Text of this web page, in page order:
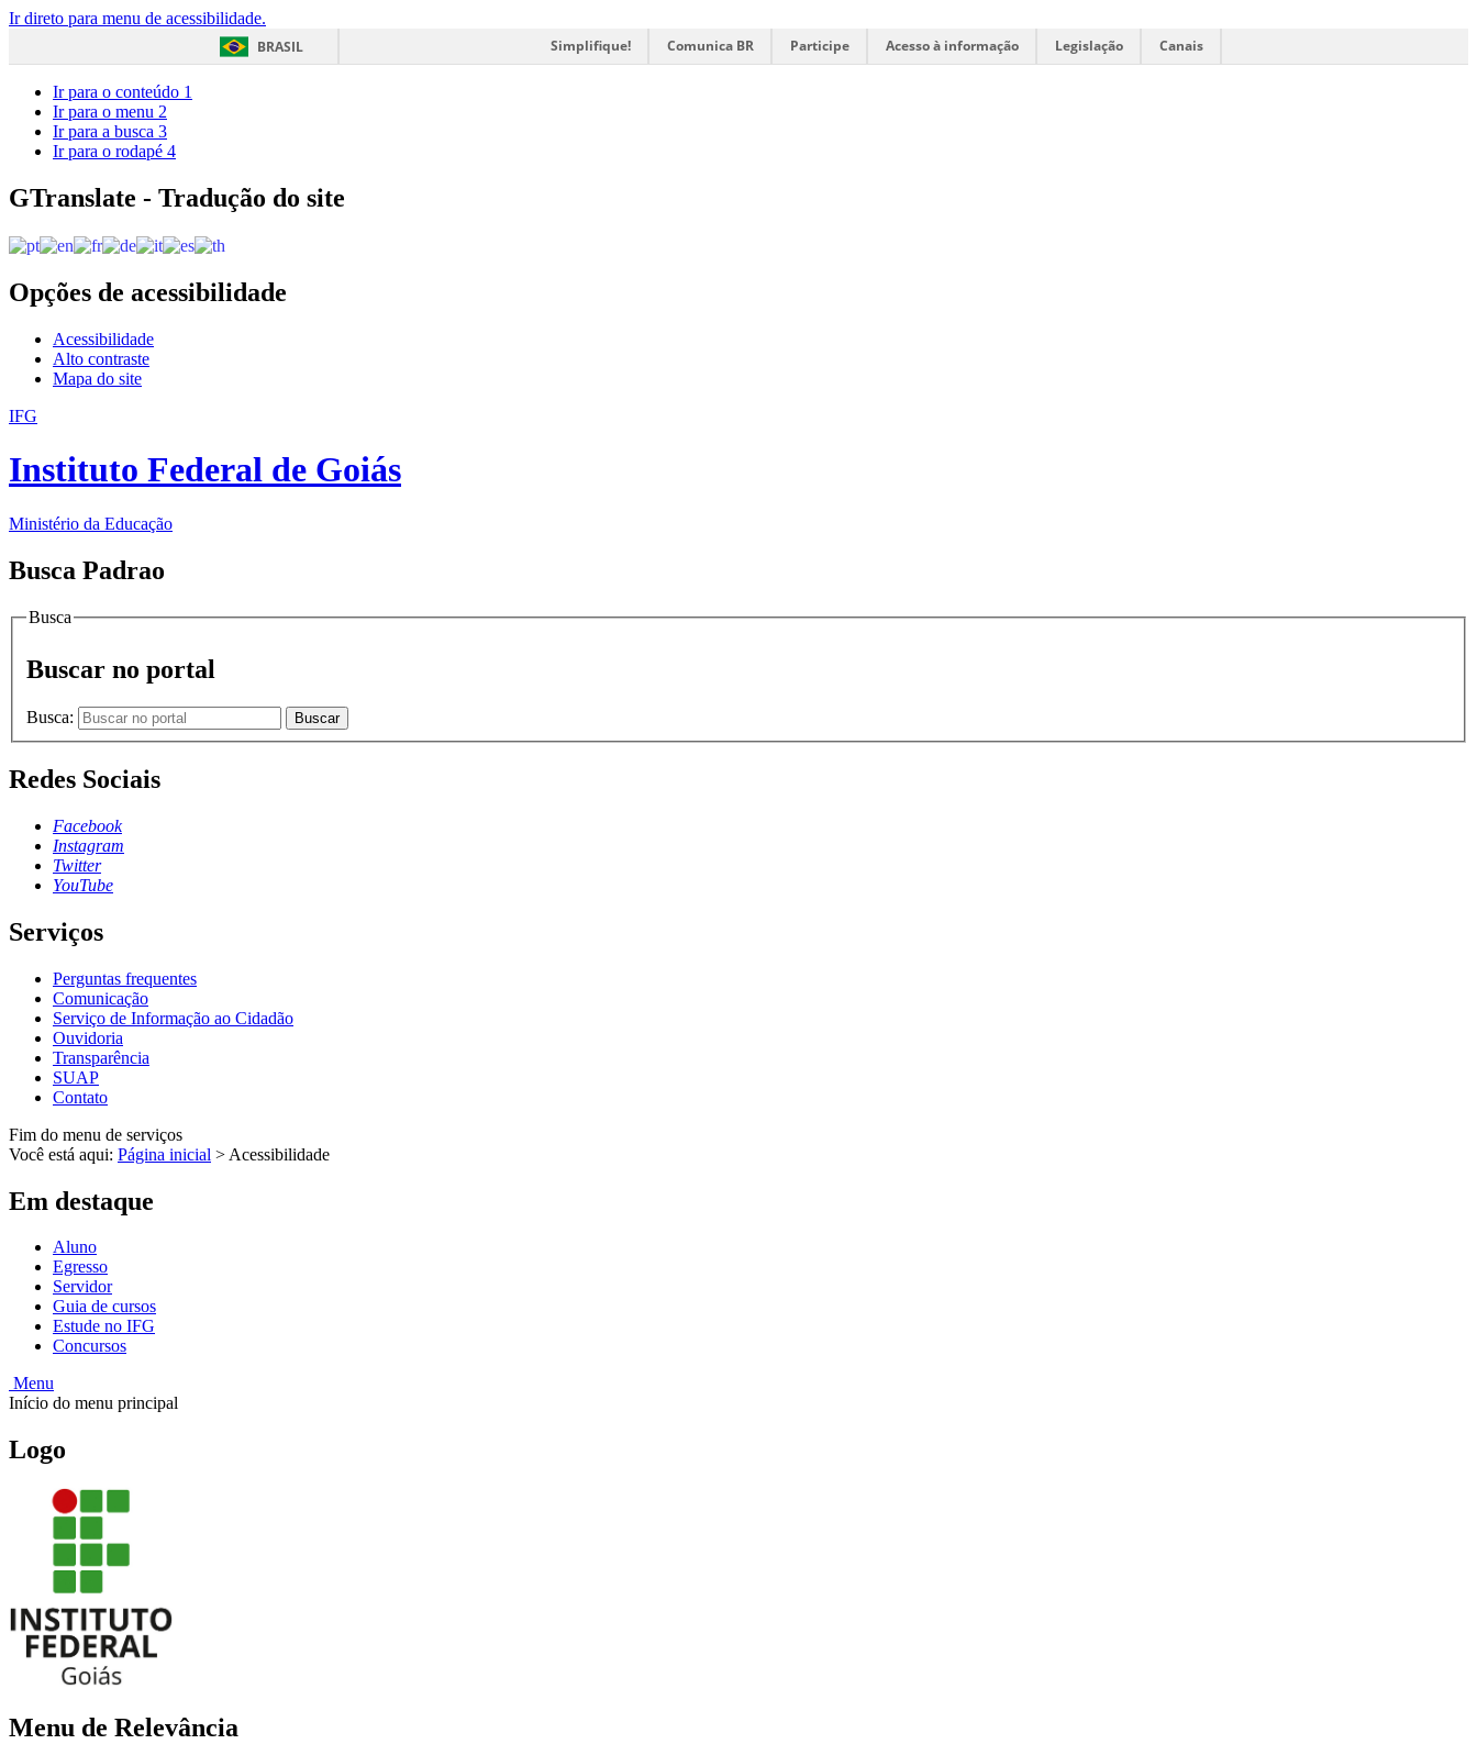
Ir direto para menu de acessibilidade.
BRASIL
Simplifique! Comunica BR Participe Acesso à informação Legislação Canais
Ir para o conteúdo 1
Ir para o menu 2
Ir para a busca 3
Ir para o rodapé 4
GTranslate - Tradução do site
Opções de acessibilidade
Acessibilidade
Alto contraste
Mapa do site
IFG
Instituto Federal de Goiás
Ministério da Educação
Busca Padrao
Busca
Buscar no portal
Busca: Buscar
Redes Sociais
Facebook
Instagram
Twitter
YouTube
Serviços
Perguntas frequentes
Comunicação
Serviço de Informação ao Cidadão
Ouvidoria
Transparência
SUAP
Contato
Fim do menu de serviços
Você está aqui: Página inicial > Acessibilidade
Em destaque
Aluno
Egresso
Servidor
Guia de cursos
Estude no IFG
Concursos
Menu
Início do menu principal
Logo
Menu de Relevância